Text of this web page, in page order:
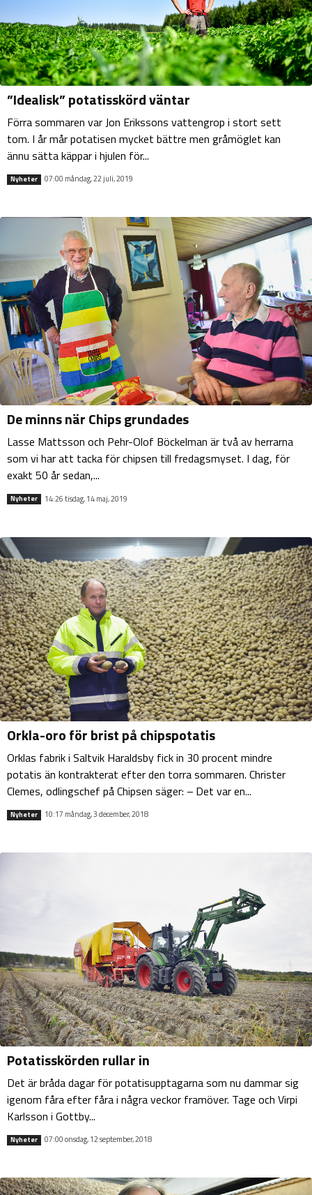
”Idealisk” potatisskörd väntar
Förra sommaren var Jon Erikssons vattengrop i stort sett
tom. I år mår potatisen mycket bättre men gråmöglet kan
ännu sätta käppar i hjulen för...
Nyheter 07:00 måndag, 22 juli, 2019
De minns när Chips grundades
Lasse Mattsson och Pehr-Olof Böckelman är två av herrarna
som vi har att tacka för chipsen till fredagsmyset. I dag, för
exakt 50 år sedan,...
Nyheter 14:26 tisdag, 14 maj, 2019
Orkla-oro för brist på chipspotatis
Orklas fabrik i Saltvik Haraldsby fick in 30 procent mindre
potatis än kontrakterat efter den torra sommaren. Christer
Clemes, odlingschef på Chipsen säger: – Det var en...
Nyheter 10:17 måndag, 3 december, 2018
Potatisskörden rullar in
Det är bråda dagar för potatisupptagarna som nu dammar sig
igenom fåra efter fåra i några veckor framöver. Tage och Virpi
Karlsson i Gottby...
Nyheter 07:00 onsdag, 12 september, 2018